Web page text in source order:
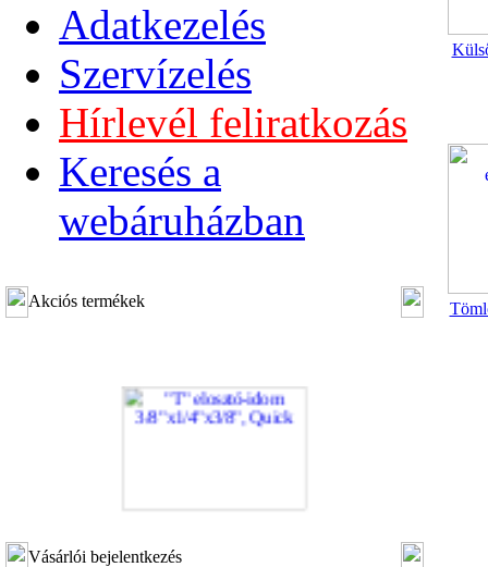
Adatkezelés
Szervízelés
Hírlevél feliratkozás
Keresés a
webáruházban
Akciós termékek
Vásárlói bejelentkezés